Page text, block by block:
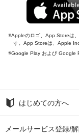
Appleのロゴ、App Storeは
す。App Storeは、Apple
Google Play および Google
はじめての方へ
メールサービス登録/